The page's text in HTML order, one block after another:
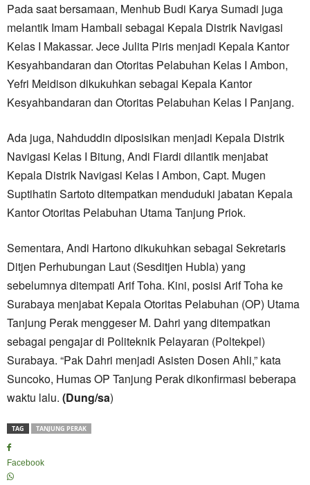
Pada saat bersamaan, Menhub Budi Karya Sumadi juga
melantik Imam Hambali sebagai Kepala Distrik Navigasi
Kelas I Makassar. Jece Julita Piris menjadi Kepala Kantor
Kesyahbandaran dan Otoritas Pelabuhan Kelas I Ambon,
Yefri Meidison dikukuhkan sebagai Kepala Kantor
Kesyahbandaran dan Otoritas Pelabuhan Kelas I Panjang.
Ada juga, Nahduddin diposisikan menjadi Kepala Distrik
Navigasi Kelas I Bitung, Andi Fiardi dilantik menjabat
Kepala Distrik Navigasi Kelas I Ambon, Capt. Mugen
Suptihatin Sartoto ditempatkan menduduki jabatan Kepala
Kantor Otoritas Pelabuhan Utama Tanjung Priok.
Sementara, Andi Hartono dikukuhkan sebagai Sekretaris
Ditjen Perhubungan Laut (Sesditjen Hubla) yang
sebelumnya ditempati Arif Toha. Kini, posisi Arif Toha ke
Surabaya menjabat Kepala Otoritas Pelabuhan (OP) Utama
Tanjung Perak menggeser M. Dahri yang ditempatkan
sebagai pengajar di Politeknik Pelayaran (Poltekpel)
Surabaya. “Pak Dahri menjadi Asisten Dosen Ahli,” kata
Suncoko, Humas OP Tanjung Perak dikonfirmasi beberapa
waktu lalu. (Dung/sa)
TAG TANJUNG PERAK
Facebook